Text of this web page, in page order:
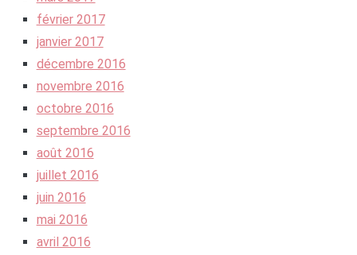
février 2017
janvier 2017
décembre 2016
novembre 2016
octobre 2016
septembre 2016
août 2016
juillet 2016
juin 2016
mai 2016
avril 2016